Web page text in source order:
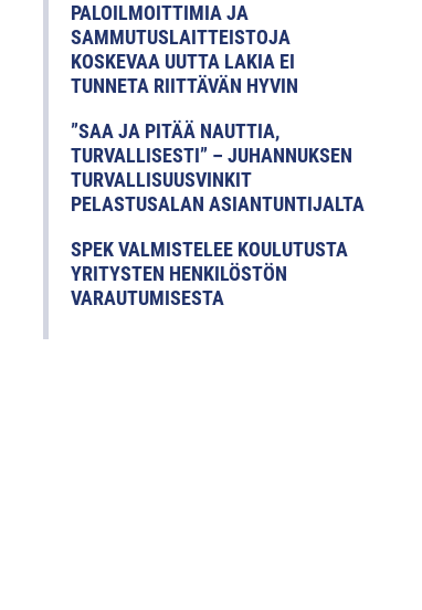
PALOILMOITTIMIA JA
SAMMUTUSLAITTEISTOJA
KOSKEVAA UUTTA LAKIA EI
TUNNETA RIITTÄVÄN HYVIN
”SAA JA PITÄÄ NAUTTIA,
TURVALLISESTI” – JUHANNUKSEN
TURVALLISUUSVINKIT
PELASTUSALAN ASIANTUNTIJALTA
SPEK VALMISTELEE KOULUTUSTA
YRITYSTEN HENKILÖSTÖN
VARAUTUMISESTA